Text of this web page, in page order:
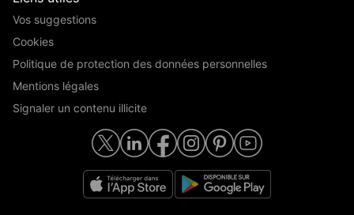
Vos suggestions
Cookies
Politique de protection des données personnelles
Mentions légales
Signaler un contenu illicite